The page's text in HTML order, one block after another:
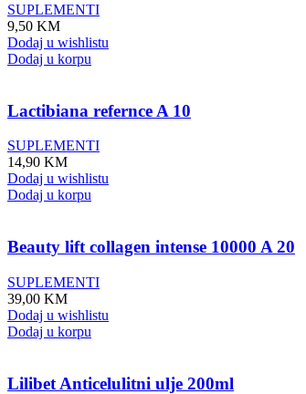
SUPLEMENTI
9,50 KM
Dodaj u wishlistu
Dodaj u korpu
Lactibiana refernce A 10
SUPLEMENTI
14,90 KM
Dodaj u wishlistu
Dodaj u korpu
Beauty lift collagen intense 10000 A 20
SUPLEMENTI
39,00 KM
Dodaj u wishlistu
Dodaj u korpu
Lilibet Anticelulitni ulje 200ml